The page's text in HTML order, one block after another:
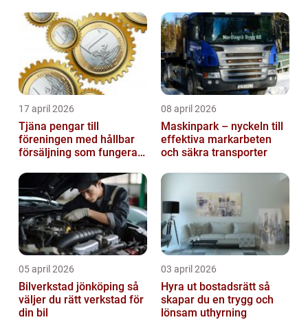
17 april 2026
Tjäna pengar till
föreningen med hållbar
försäljning som fungerar
08 april 2026
Maskinpark – nyckeln till
effektiva markarbeten
och säkra transporter
05 april 2026
Bilverkstad jönköping så
väljer du rätt verkstad för
din bil
03 april 2026
Hyra ut bostadsrätt så
skapar du en trygg och
lönsam uthyrning